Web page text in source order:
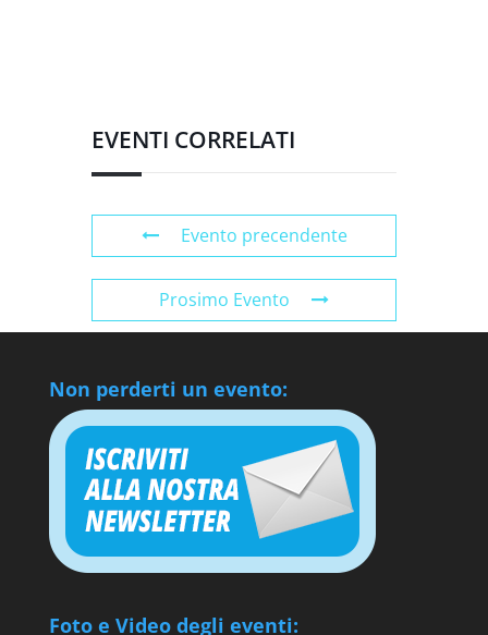
EVENTI CORRELATI
Evento precendente
Prosimo Evento
Non perderti un evento:
Foto e Video degli eventi: